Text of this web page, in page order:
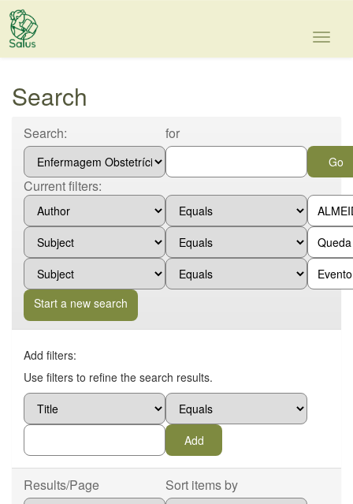
Skip
Search
Search: for
Current filters:
Start a new search
Add filters:
Use filters to refine the search results.
Results/Page Sort items by